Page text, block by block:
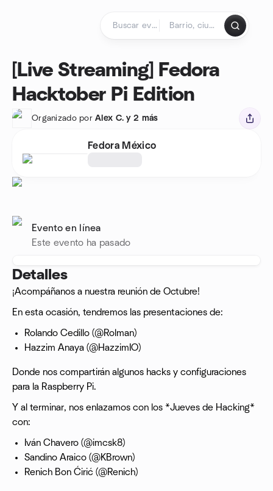
[Live Streaming] Fedora
Hacktober Pi Edition
Organizado porAlex C. y 2 más
Fedora México
Evento en línea
Este evento ha pasado
Detalles
¡Acompáñanos a nuestra reunión de Octubre!
En esta ocasión, tendremos las presentaciones de:
Rolando Cedillo (@Rolman)
Hazzim Anaya (@HazzimIO)
Donde nos compartirán algunos hacks y configuraciones
para la Raspberry Pi.
Y al terminar, nos enlazamos con los *Jueves de Hacking*
con:
Iván Chavero (@imcsk8)
Sandino Araico (@KBrown)
Renich Bon Ćirić (@Renich)